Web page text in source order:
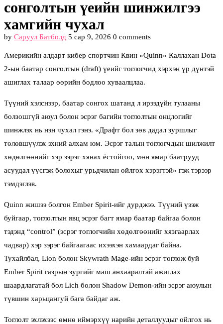
сонголтын үеийн шинжилгээ
хамгийн чухал
by Саруул Батболд 5 сар 9, 2026 0 comments
Америкийн алдарт кибер спортчин Квин «Quinn» Каллахан Dota
2-ын баатар сонголтын (draft) үеийг тоглогчид хэрхэн үр дүнтэй
ашиглах талаар өөрийн бодлоо хуваалцлаа.
Түүний хэлснээр, баатар сонгох шатанд л ирээдүйн тулааны
болзошгүй аюул болон эсрэг багийн тоглолтын онцлогийг
шинжлэх нь нэн чухал гэнэ. «Драфт бол зөв дадал зуршлыг
төлөвшүүлэх эхний алхам юм. Эсрэг талын тоглогчдын шилжилт
хөдөлгөөнийг хэр зэрэг хянах ёстойгоо, мөн ямар баатрууд
асуудал үүсгэж болохыг урьдчилан ойлгох хэрэгтэй» гэж тэрээр
тэмдэглэв.
Quinn жишээ болгон Ember Spirit-ийг дурджээ. Түүний үзэж
буйгаар, тоглолтын явц эсрэг багт ямар баатар байгаа болон
тэдэнд “control” (эсрэг тоглогчийн хөдөлгөөнийг хязгаарлах
чадвар) хэр зэрэг байгаагаас ихээхэн хамаардаг байна.
Тухайлбал, Lion болон Skywrath Mage-ийн эсрэг тоглож буй
Ember Spirit газрын зургийг маш анхааралтай ажиглах
шаардлагатай бол Lich болон Shadow Demon-ийн эсрэг аюулын
түвшин харьцангуй бага байдаг аж.
Тоглолт эхлэхээс өмнө иймэрхүү нарийн деталлуудыг ойлгох нь